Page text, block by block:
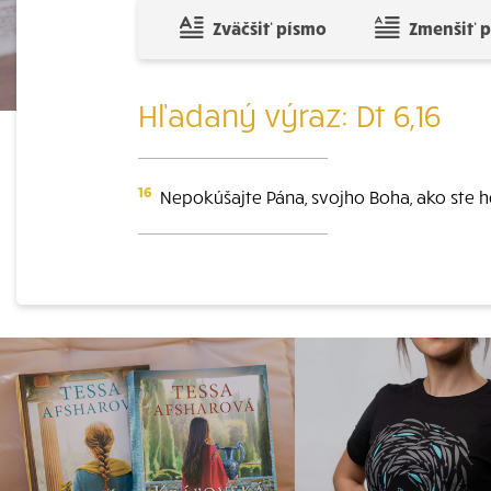
Zväčšiť písmo Zmenšiť
Hľadaný výraz: Dt 6,16
16 Nepokúšajte Pána, svojho Boha, ako ste